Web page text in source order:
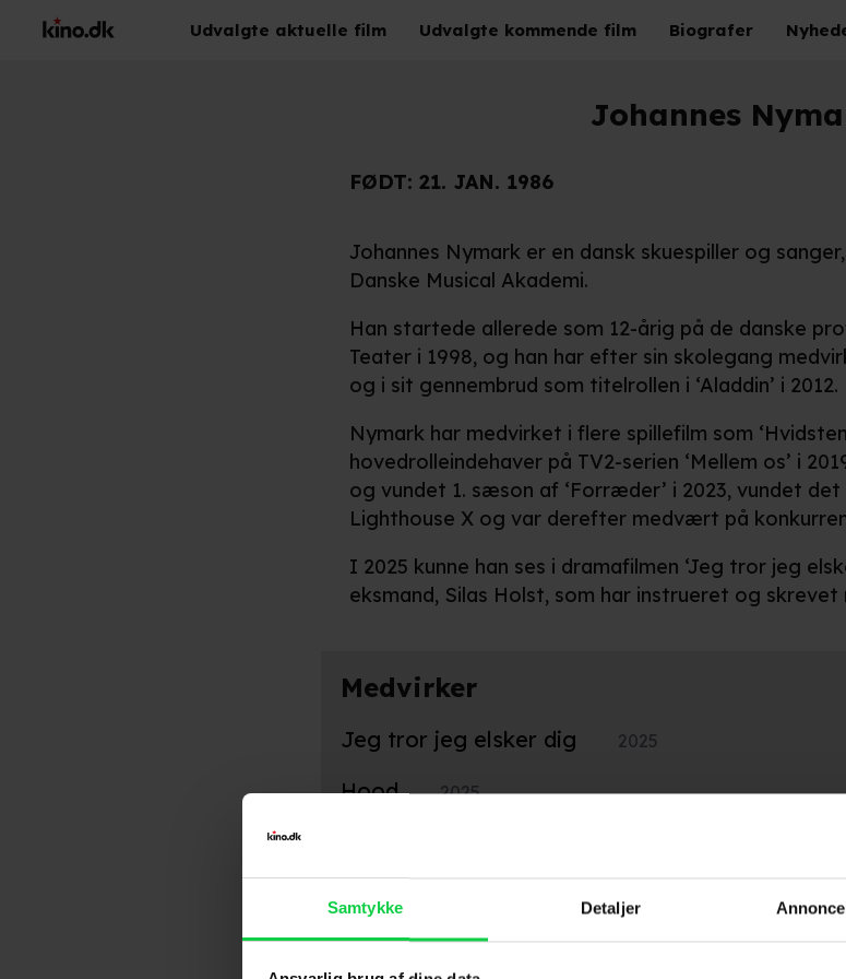
Samtykke Detaljer
Udvalgte aktuelle film Udvalgte kommende film Biografer
Johannes
FØDT: 21. JAN. 1986
Johannes Nymark er en dansk skuespiller og
Danske Musical Akademi.
Han startede allerede som 12-årig på de danske
Teater i 1998, og han har efter sin skolegang
og i sit gennembrud som titelrollen i ‘Aladdin’ i 2012.
Nymark har medvirket i flere spillefilm som
hovedrolleindehaver på TV2-serien ‘Mellem os’ i
og vundet 1. sæson af ‘Forræder’ i 2023, vundet
Lighthouse X og var derefter medvært på
I 2025 kunne han ses i dramafilmen ‘Jeg tror jeg
eksmand, Silas Holst, som har instrueret og
Medvirker
Jeg tror jeg elsker dig 2025
Hood 2025
Stemmer